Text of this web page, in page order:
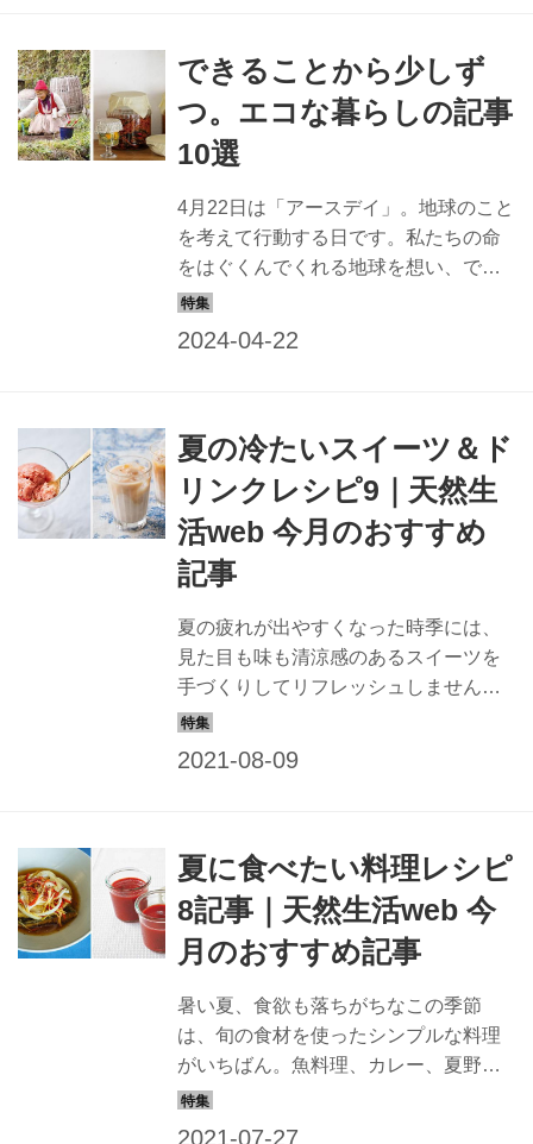
できることから少しず
つ。エコな暮らしの記事
10選
4月22日は「アースデイ」。地球のこと
を考えて行動する日です。私たちの命
をはぐくんでくれる地球を想い、でき
ることから始めてみませんか？ エコな
夏の冷たいスイーツ＆ド
リンクレシピ9｜天然生
活web 今月のおすすめ
記事
夏の疲れが出やすくなった時季には、
見た目も味も清涼感のあるスイーツを
手づくりしてリフレッシュしません
か。夏におすすめの冷たいスイーツと
夏に食べたい料理レシピ
8記事｜天然生活web 今
月のおすすめ記事
暑い夏、食欲も落ちがちなこの季節
は、旬の食材を使ったシンプルな料理
がいちばん。魚料理、カレー、夏野
菜……夏らしい料理の記事を集めまし